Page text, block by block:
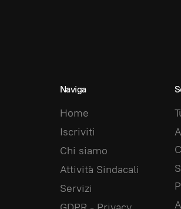
Naviga
Home
Iscriviti
Chi siamo
Attività Sindacali
Servizi